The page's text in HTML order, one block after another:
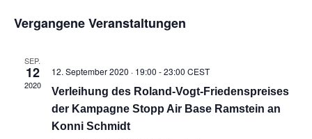
wählen.
Vergangene Veranstaltungen
SEP.
12
2020
12. September 2020 · 19:00 -23:00 CEST
Verleihung des Roland-Vogt-Friedenspreises
der Kampagne Stopp Air Base Ramstein an
Konni Schmidt